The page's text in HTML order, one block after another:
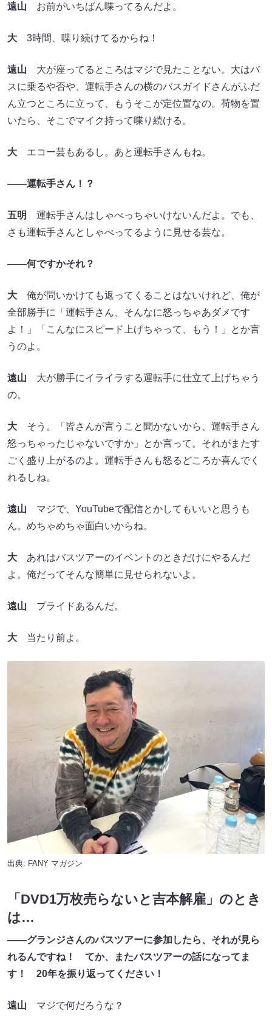
遠山 お前がいちばん喋ってるんだよ。
大 3時間、喋り続けてるからね！
遠山 大が座ってるところはマジで見たことない。大はバ
スに乗るや否や、運転手さんの横のバスガイドさんがふだ
ん立つところに立って、もうそこが定位置なの。荷物を置
いたら、そこでマイク持って喋り続ける。
大 エコー芸もあるし。あと運転手さんもね。
――運転手さん！？
五明
運転手さんはしゃべっちゃいけないんだよ。でも、
さも運転手さんとしゃべってるように見せる芸な。
――何ですかそれ？
大 俺が問いかけても返ってくることはないけれど、俺が
全部勝手に「運転手さん、そんなに怒っちゃあダメです
よ！」「こんなにスピード上げちゃって、もう！」とか言
うのよ。
遠山 大が勝手にイライラする運転手に仕立て上げちゃう
の。
大 そう。「皆さんが言うこと聞かないから、運転手さん
怒っちゃったじゃないですか」とか言って。それがまたす
ごく盛り上がるのよ。運転手さんも怒るどころか喜んでく
れるしね。
遠山 マジで、YouTubeで配信とかしてもいいと思うも
ん。めちゃめちゃ面白いからね。
大 あれはバスツアーのイベントのときだけにやるんだ
よ。俺だってそんな簡単に見せられないよ。
遠山 プライドあるんだ。
大 当たり前よ。
出典: FANY マガジン
「DVD1万枚売らないと吉本解雇」のとき
は…
――グランジさんのバスツアーに参加したら、それが見ら
れるんですね！
てか、
またバスツアーの話になってま
す！
20年を振り返ってください！
遠山 マジで何だろうな？